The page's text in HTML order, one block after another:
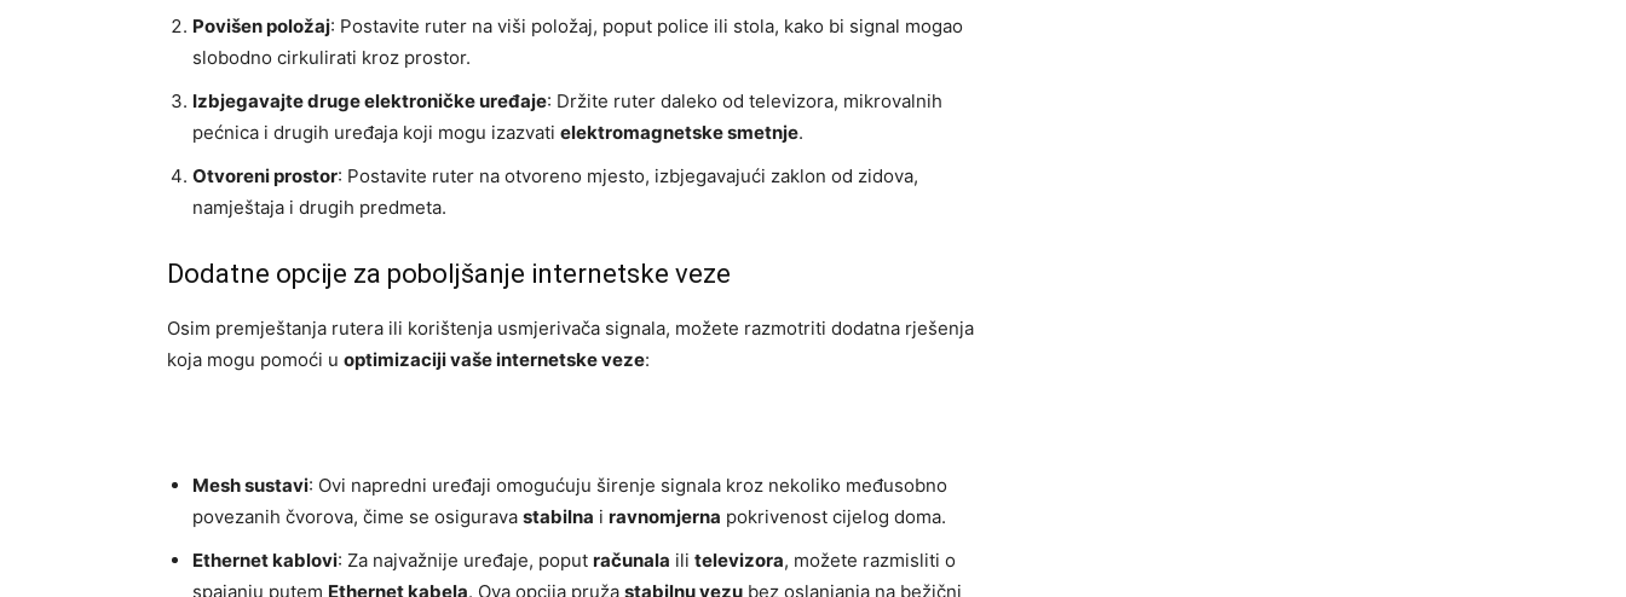
Povišen položaj: Postavite ruter na viši položaj, poput police ili stola, kako bi signal mogao
slobodno cirkulirati kroz prostor.
Izbjegavajte druge elektroničke uređaje: Držite ruter daleko od televizora, mikrovalnih
pećnica i drugih uređaja koji mogu izazvati elektromagnetske smetnje.
Otvoreni prostor: Postavite ruter na otvoreno mjesto, izbjegavajući zaklon od zidova,
namještaja i drugih predmeta.
Dodatne opcije za poboljšanje internetske veze
Osim premještanja rutera ili korištenja usmjerivača signala, možete razmotriti dodatna rješenja
koja mogu pomoći u optimizaciji vaše internetske veze:
Mesh sustavi: Ovi napredni uređaji omogućuju širenje signala kroz nekoliko međusobno
povezanih čvorova, čime se osigurava stabilna i ravnomjerna pokrivenost cijelog doma.
Ethernet kablovi: Za najvažnije uređaje, poput računala ili televizora, možete razmisliti o
spajanju putem Ethernet kabela. Ova opcija pruža stabilnu vezu bez oslanjanja na bežični